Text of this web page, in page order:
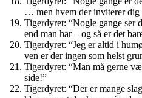
… men hvem der inviterer dig
Tigerdyret: “Nogle gange ser
end man har – og så er det
Tigerdyret: “Jeg er altid i
ven er der ingen som helst
Tigerdyret: “Man må gerne
side!”
Tigerdyret: “Der er mange